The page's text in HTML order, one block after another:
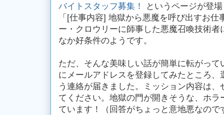
バイトスタッフ募集！
というページが登
「[仕事内容] 地獄から悪魔を呼び出すお
ー・クロウリーに師事した悪魔召喚技術
なか好条件のようです。
ただ、そんな美味しい話が簡単に転がっ
にメールアドレスを登録してみたところ
う連絡が届きました。ミッション内容は
てください。地獄の門が開きそうな、ホ
ています！（回答がちょっと意地悪なの